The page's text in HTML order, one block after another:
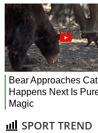
SPORT TREND